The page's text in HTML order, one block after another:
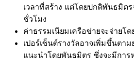
เวลาที่สร้าง แต่โดยปกติพันธมิตร
ชั่วโมง
ค่าธรรมเนียมเครือข่ายจะจ่ายโ
เปอร์เซ็นต์รางวัลอาจเพิ่มขึ้นตา
แนะนำโดยพันธมิตร ซึ่งจะมีการ